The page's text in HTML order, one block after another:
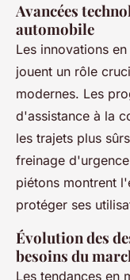
Avancées
automobile
Les innovations
jouent un rôle
modernes. Les
d'assistance à la
les trajets plus
freinage
piétons montrent
protéger ses
Évolution des
besoins du
Les tendances en